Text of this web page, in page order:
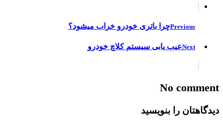
Previousچرا باتری خودرو خراب میشود؟
Nextعیب یابی سیستم کلاچ خودرو
No comment
دیدگاهتان را بنویسید